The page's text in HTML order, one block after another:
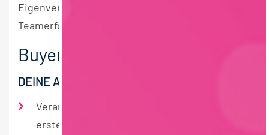
Eigenverantwortung die Hauptzutaten unseres
Teamerfolgs.
Buyer Food (m/w/d)
DEINE AUFGABEN
Verantwortung für dein Sortiment, von der
ersten Idee bis zum fertigen Produkt im